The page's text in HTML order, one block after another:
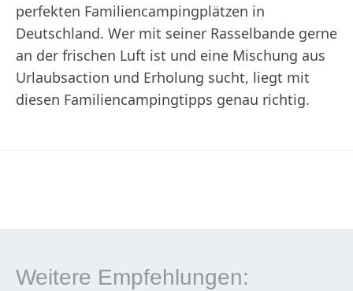
perfekten Familiencampingplätzen in
Deutschland. Wer mit seiner Rasselbande gerne
an der frischen Luft ist und eine Mischung aus
Urlaubsaction und Erholung sucht, liegt mit
diesen Familiencampingtipps genau richtig.
Weitere Empfehlungen: